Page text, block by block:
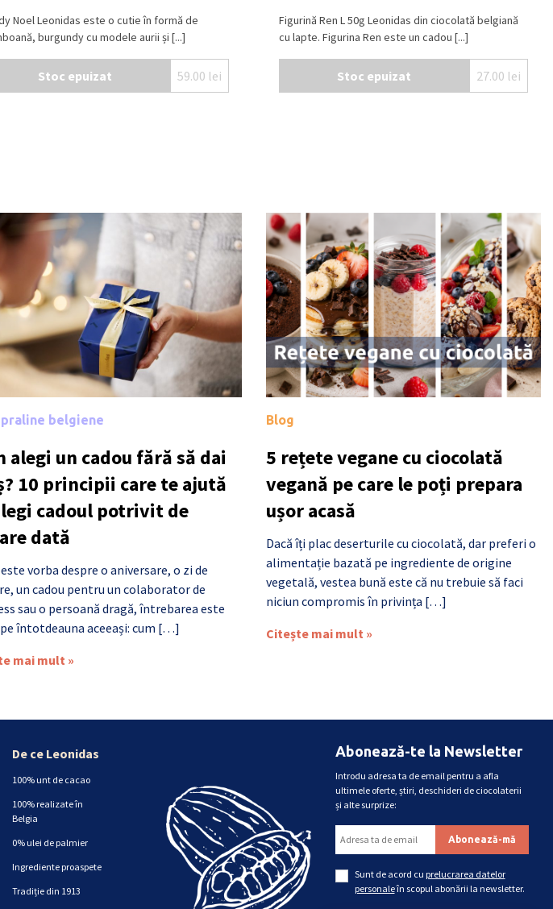
Noel Leonidas este o cutie în formă de
burgundy cu modele aurii și [...]
Stoc epuizat 59.00 lei
Figurină Ren L 50g Leonidas din ciocolată belgiană
cu lapte. Figurina Ren este un cadou [...]
Stoc epuizat 27.00 lei
belgiene
alegi un cadou fără să dai
10 principii care te ajută
cadoul potrivit de
dată
este vorba despre o aniversare, o zi de
un cadou pentru un colaborator de
sau o persoană dragă, întrebarea este
întotdeauna aceeași: cum […]
mai mult »
Blog
5 rețete vegane cu ciocolată
vegană pe care le poți prepara
ușor acasă
Dacă îți plac deserturile cu ciocolată, dar preferi o
alimentație bazată pe ingrediente de origine
vegetală, vestea bună este că nu trebuie să faci
niciun compromis în privința […]
Citește mai mult »
De ce Leonidas
100% unt de cacao
100% realizate în
Belgia
0% ulei de palmier
Ingrediente proaspete
Tradiție din 1913
Abonează-te la Newsletter
Introdu adresa ta de email pentru a afla
ultimele oferte, știri, deschideri de ciocolaterii
și alte surprize:
Sunt de acord cu prelucrarea datelor
personaleîn scopul abonării la newsletter.